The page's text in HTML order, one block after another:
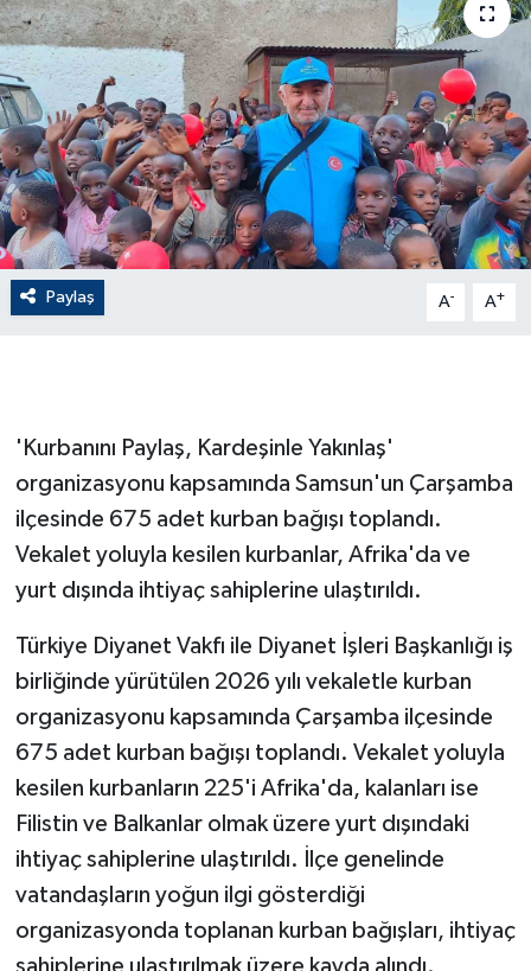
Paylaş A- A+
'Kurbanını Paylaş, Kardeşinle Yakınlaş'
organizasyonu kapsamında Samsun'un Çarşamba
ilçesinde 675 adet kurban bağışı toplandı.
Vekalet yoluyla kesilen kurbanlar, Afrika'da ve
yurt dışında ihtiyaç sahiplerine ulaştırıldı.
Türkiye Diyanet Vakfı ile Diyanet İşleri Başkanlığı iş
birliğinde yürütülen 2026 yılı vekaletle kurban
organizasyonu kapsamında Çarşamba ilçesinde
675 adet kurban bağışı toplandı. Vekalet yoluyla
kesilen kurbanların 225'i Afrika'da, kalanları ise
Filistin ve Balkanlar olmak üzere yurt dışındaki
ihtiyaç sahiplerine ulaştırıldı. İlçe genelinde
vatandaşların yoğun ilgi gösterdiği
organizasyonda toplanan kurban bağışları, ihtiyaç
sahiplerine ulaştırılmak üzere kayda alındı.
Dış Haberler
Dünya
EĞİTİM
EKONOMİ
English News
Finans
Gayrimenkul
GENEL
GÜNDEM
HABERDE İNSAN
İş Dünyası
Jandarma
Kadın